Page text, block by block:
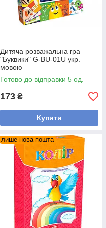
Дитяча розважальна гра
"Буквики" G-BU-01U укр.
мовою
Готово до відправки 5 од.
173 ₴
Купити
лише нова пошта